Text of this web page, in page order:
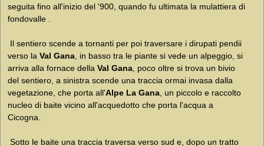
seguita fino all'inizio del '900, quando fu ultimata la mulattiera di
fondovalle .
Il sentiero scende a tornanti per poi traversare i dirupati pendii
verso la Val Gana , in basso tra le piante si vede un alpeggio, si
arriva alla fornace della Val Gana , poco oltre si trova un bivio
del sentiero, a sinistra scende una traccia ormai invasa dalla
vegetazione, che porta all'Alpe La Gana , un piccolo e raccolto
nucleo di baite vicino all'acquedotto che porta l'acqua a
Cicogna.
Sotto le baite una traccia traversa verso sud e, dopo un tratto